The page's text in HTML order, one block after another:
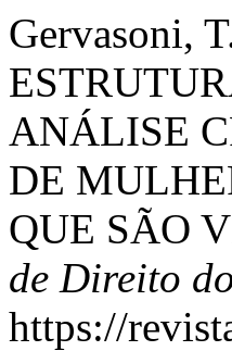
Gervasoni,
ANÁLISE
DE
QUE SÃO
de Direito
https://